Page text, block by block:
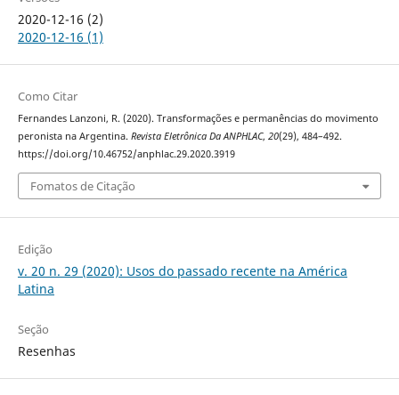
2020-12-16 (2)
2020-12-16 (1)
Como Citar
Fernandes Lanzoni, R. (2020). Transformações e permanências do movimento
peronista na Argentina. Revista Eletrônica Da ANPHLAC, 20(29), 484–492.
https://doi.org/10.46752/anphlac.29.2020.3919
Fomatos de Citação
Edição
v. 20 n. 29 (2020): Usos do passado recente na América
Latina
Seção
Resenhas